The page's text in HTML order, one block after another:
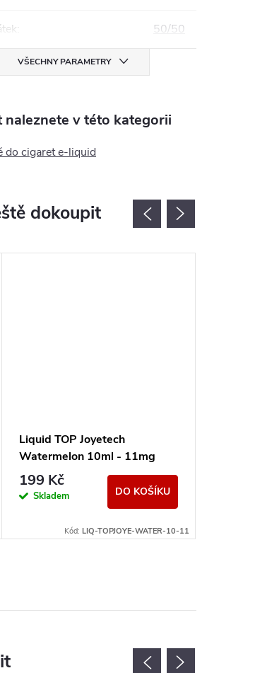
: 50/50
VŠECHNY PARAMETRY
naleznete v této kategorii
do cigaret e-liquid
dokoupit
Liquid TOP Joyetech
Watermelon 10ml - 11mg
199 Kč
Skladem DO KOŠÍKU
Kód: LIQ-TOPJOYE-WATER-10-11